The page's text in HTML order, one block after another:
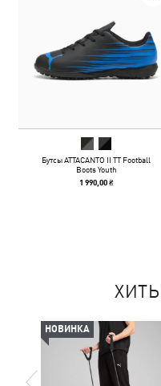
Бутсы ATTACANTO II TT Football
Boots Youth
1 990,00 ₴
НОВИНКА